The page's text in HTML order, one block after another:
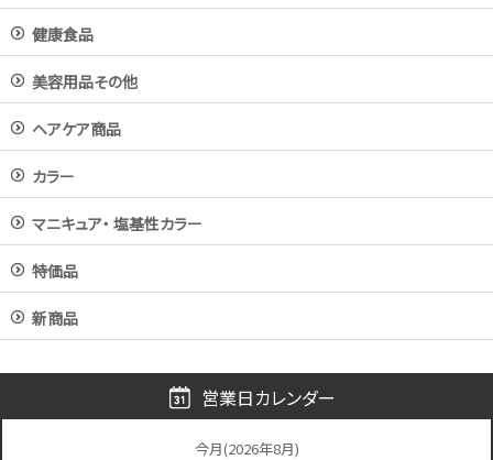
健康食品
美容用品その他
ヘアケア商品
カラー
マニキュア・ 塩基性カラー
特価品
新商品
営業日カレンダー
今月(2026年8月)